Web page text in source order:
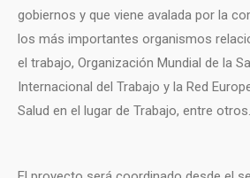
gobiernos y que viene avalada por la
los más importantes organismos
el trabajo, Organización Mundial de la
Internacional del Trabajo y la Red
Salud en el lugar de Trabajo, entre otros.